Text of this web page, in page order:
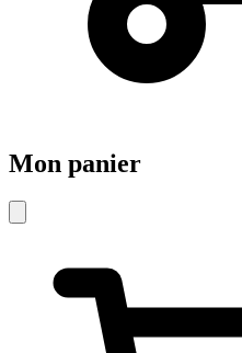
Mon panier